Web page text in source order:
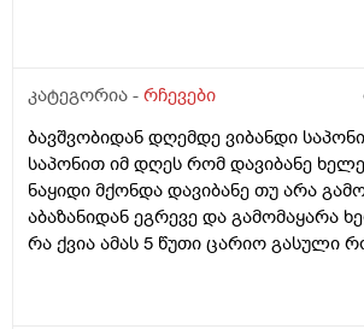
კატეგორია - რჩევები
ბავშვობიდან დღემდე ვიბანდი
საპონით იმ დღეს რომ დავიბანე
ნაყიდი მქონდა დავიბანე თუ არა
აბაზანიდან ეგრევე და გამომაყარა
რა ქვია ამას 5 წუთი ცარიო გასული